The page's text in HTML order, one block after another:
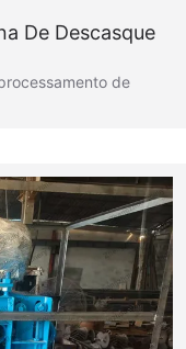
De Descasque
de